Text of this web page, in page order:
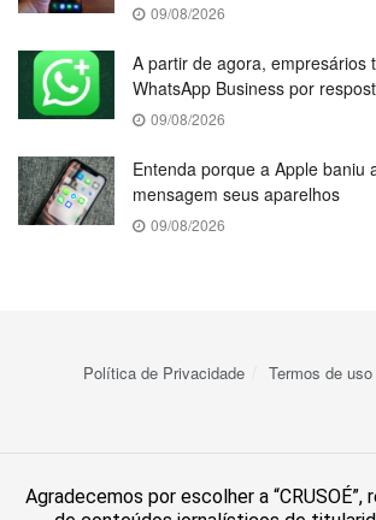
09/08/2026
A partir de agora, empresários
WhatsApp Business por
09/08/2026
Entenda porque a Apple baniu
mensagem seus aparelhos
09/08/2026
Política de Privacidade Termos de uso
Agradecemos por escolher a